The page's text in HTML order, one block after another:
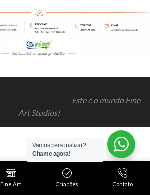
Este é o mundo Fine
Art Studios!
Fine Art Criações Contato
Vamos personalizar?
Chame agora!